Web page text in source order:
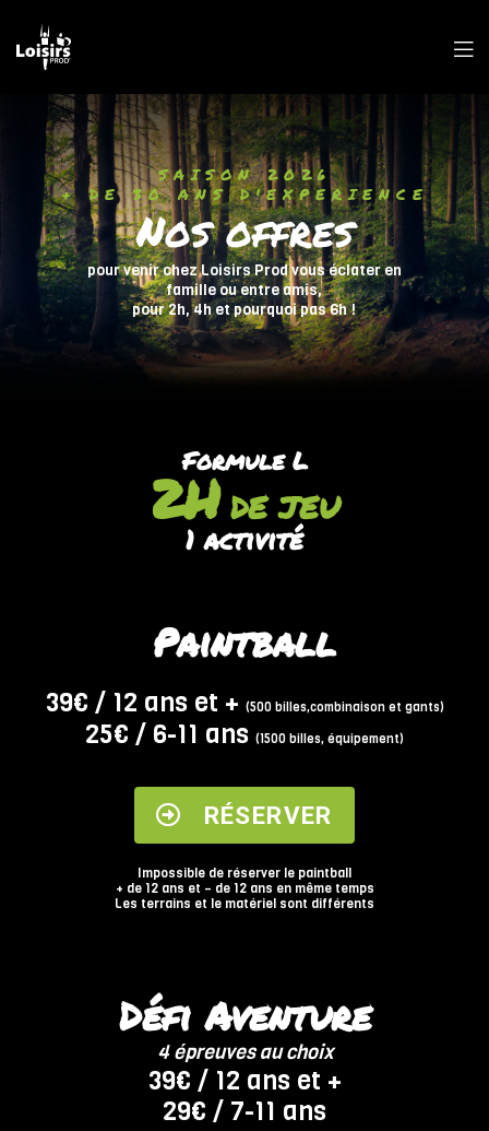
Formule L
2HDE JEU
1 activité
Paintball
39€ / 12 ans et + (500 billes,combinaison et gants)
25€ / 6-11 ans (1500 billes, équipement)
RÉSERVER
Impossible de réserver le paintball
+ de 12 ans et – de 12 ans en même temps
Les terrains et le matériel sont différents
Défi Aventure
4 épreuves au choix
39€ / 12 ans et +
29€ / 7-11 ans